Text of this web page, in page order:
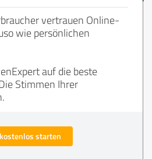
vertrauen Online-
wie persönlichen
auf die beste
Stimmen Ihrer
starten